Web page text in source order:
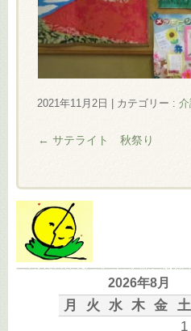
2021年11月2日 カテゴリー :
← サテライト 秋祭り
2026年8月
月 火 水 木 金 土
1